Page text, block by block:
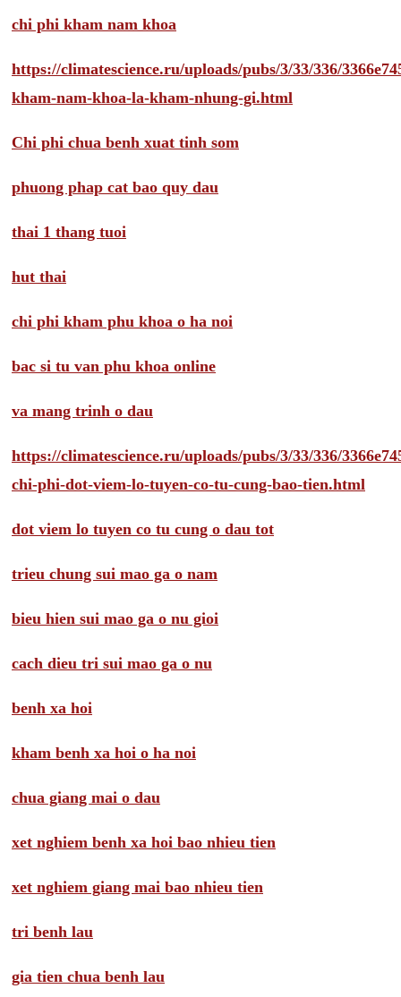
chi phi kham nam khoa
https://climatescience.ru/uploads/pubs/3/33/336/
kham-nam-khoa-la-kham-nhung-gi.html
Chi phi chua benh xuat tinh som
phuong phap cat bao quy dau
thai 1 thang tuoi
hut thai
chi phi kham phu khoa o ha noi
bac si tu van phu khoa online
va mang trinh o dau
https://climatescience.ru/uploads/pubs/3/33/336/
chi-phi-dot-viem-lo-tuyen-co-tu-cung-bao-tien.html
dot viem lo tuyen co tu cung o dau tot
trieu chung sui mao ga o nam
bieu hien sui mao ga o nu gioi
cach dieu tri sui mao ga o nu
benh xa hoi
kham benh xa hoi o ha noi
chua giang mai o dau
xet nghiem benh xa hoi bao nhieu tien
xet nghiem giang mai bao nhieu tien
tri benh lau
gia tien chua benh lau